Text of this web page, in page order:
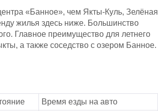
«Банное», чем Якты-Куль, Зелёная
жилья здесь ниже. Большинство
Главное преимущество для летнего
а также соседство с озером Банное.
Время езды на авто